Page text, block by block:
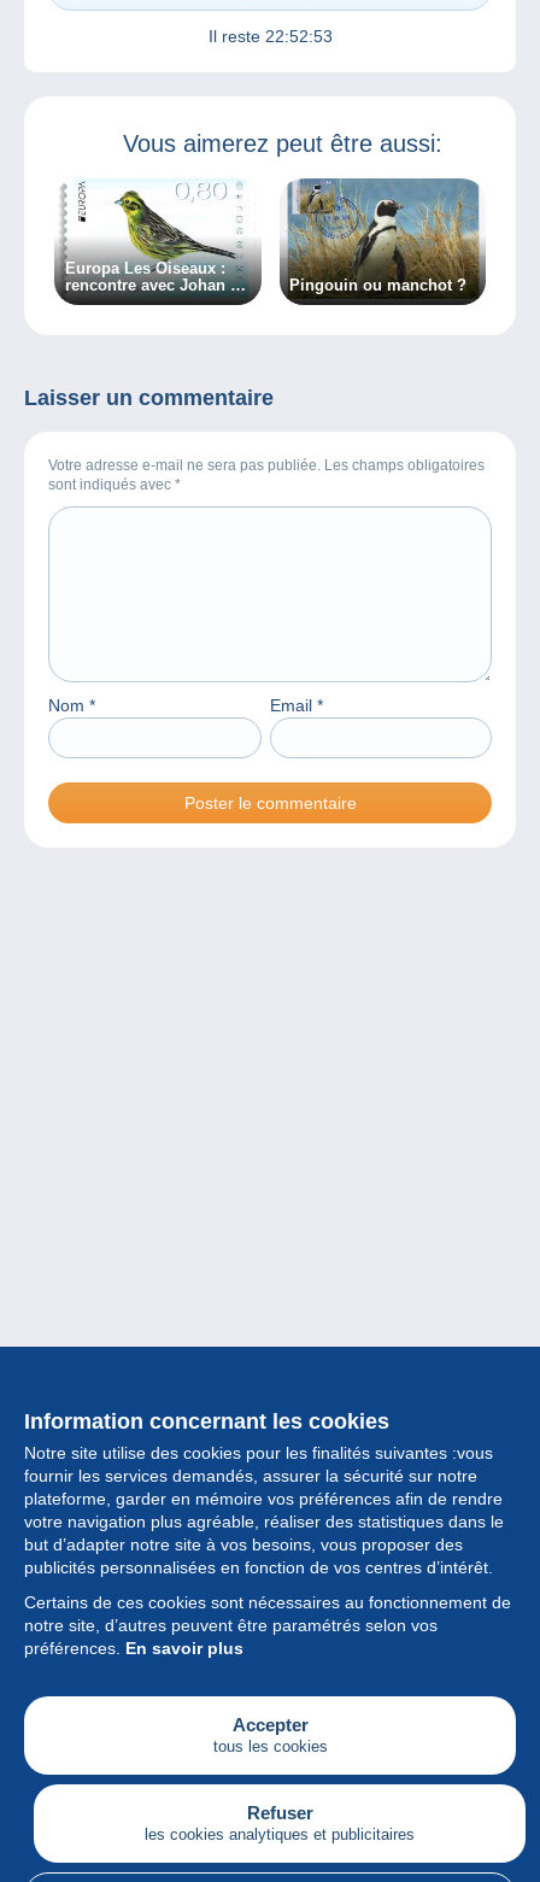
Il reste 22:52:53
Vous aimerez peut être aussi:
Europa Les Oiseaux :
rencontre avec Johan De
Crem
Pingouin ou manchot ?
Laisser un commentaire
Votre adresse e-mail ne sera pas publiée. Les champs obligatoires
sont indiqués avec *
Nom * Email *
Information concernant les cookies
Notre site utilise des cookies pour les finalités suivantes :vous
fournir les services demandés, assurer la sécurité sur notre
plateforme, garder en mémoire vos préférences afin de rendre
votre navigation plus agréable, réaliser des statistiques dans le
but d’adapter notre site à vos besoins, vous proposer des
publicités personnalisées en fonction de vos centres d’intérêt.
Certains de ces cookies sont nécessaires au fonctionnement de
notre site, d’autres peuvent être paramétrés selon vos
préférences. En savoir plus
Accepter
tous les cookies
Refuser
les cookies analytiques et publicitaires
Collection
Actualités
Fonctionnalités
Société
Services
Articles
Français